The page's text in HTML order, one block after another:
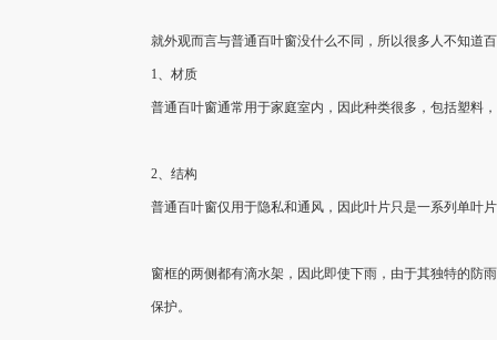
就外观而言与普通百叶窗没什么不同，所以很多人不知道
1、材质
普通百叶窗通常用于家庭室内，因此种类很多，包括塑料
2、结构
普通百叶窗仅用于隐私和通风，因此叶片只是一系列单叶
窗框的两侧都有滴水架，因此即使下雨，由于其独特的防
保护。